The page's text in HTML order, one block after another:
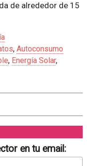
de alrededor de 15
, Autoconsumo
, Energía Solar,
en tu email: